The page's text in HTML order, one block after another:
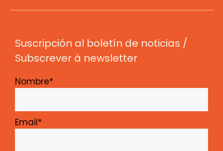
Suscripción al boletín de noticias /
Subscrever à newsletter
Nombre*
Email*